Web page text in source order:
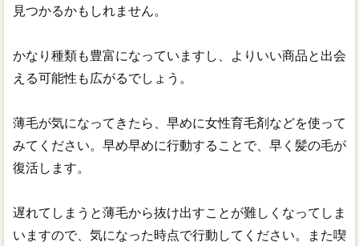
見つかるかもしれません。
かなり種類も豊富になっていますし、よりいい商品と出会
える可能性も広がるでしょう。
薄毛が気になってきたら、早めに女性育毛剤などを使って
みてください。早め早めに行動することで、早く髪の毛が
復活します。
遅れてしまうと薄毛から抜け出すことが難しくなってしま
いますので、気になった時点で行動してください。また喫